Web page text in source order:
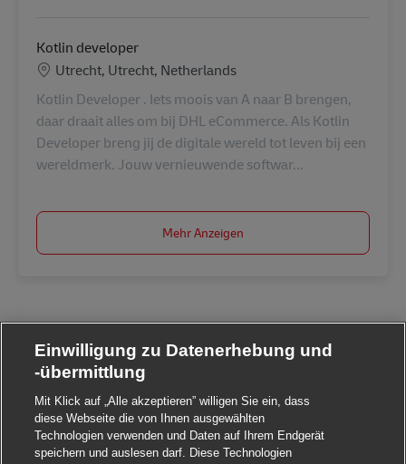
Kotlin developer
Standort
Utrecht, Utrecht, Netherlands
Kotlin Developer . Iets moois van A naar B brengen,
daar draait alles om bij DHL eCommerce. Als Kotlin
Developer breng jij de digitale wereld tot leven bij een
wereldmerk. Jouw vernieuwende softwar...
Mehr Anzeigen
Einwilligung zu Datenerhebung und
-übermittlung
Mit Klick auf „Alle akzeptieren” willigen Sie ein, dass
diese Webseite die von Ihnen ausgewählten
Technologien verwenden und Daten auf Ihrem Endgerät
speichern und auslesen darf. Diese Technologien